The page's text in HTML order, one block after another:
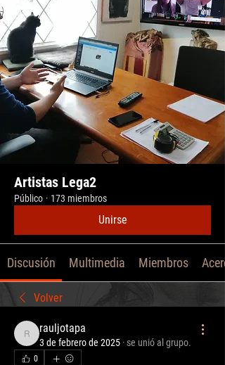
Artistas Lega2
Público · 173 miembros
Unirse
Discusión Multimedia Miembros
Volver
rauljotapa
rauljotapa
3 de febrero de 2025 · se unió al grupo.
0